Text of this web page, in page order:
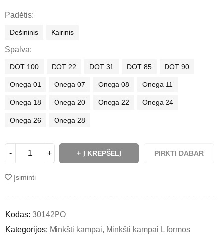
Padėtis
Dešininis Kairinis
Spalva
DOT 100 DOT 22 DOT 31 DOT 85 DOT 90
Onega 01 Onega 07 Onega 08 Onega 11
Onega 18 Onega 20 Onega 22 Onega 24
Onega 26 Onega 28
Į KREPŠELĮ PIRKTI DABAR
Įsiminti
Kodas: 30142PO
Kategorijos: Minkšti kampai, Minkšti kampai L formos